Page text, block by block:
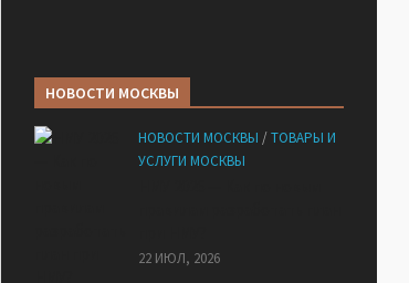
НОВОСТИ МОСКВЫ
НОВОСТИ МОСКВЫ /ТОВАРЫ И
УСЛУГИ МОСКВЫ
22 ИЮЛ, 2026